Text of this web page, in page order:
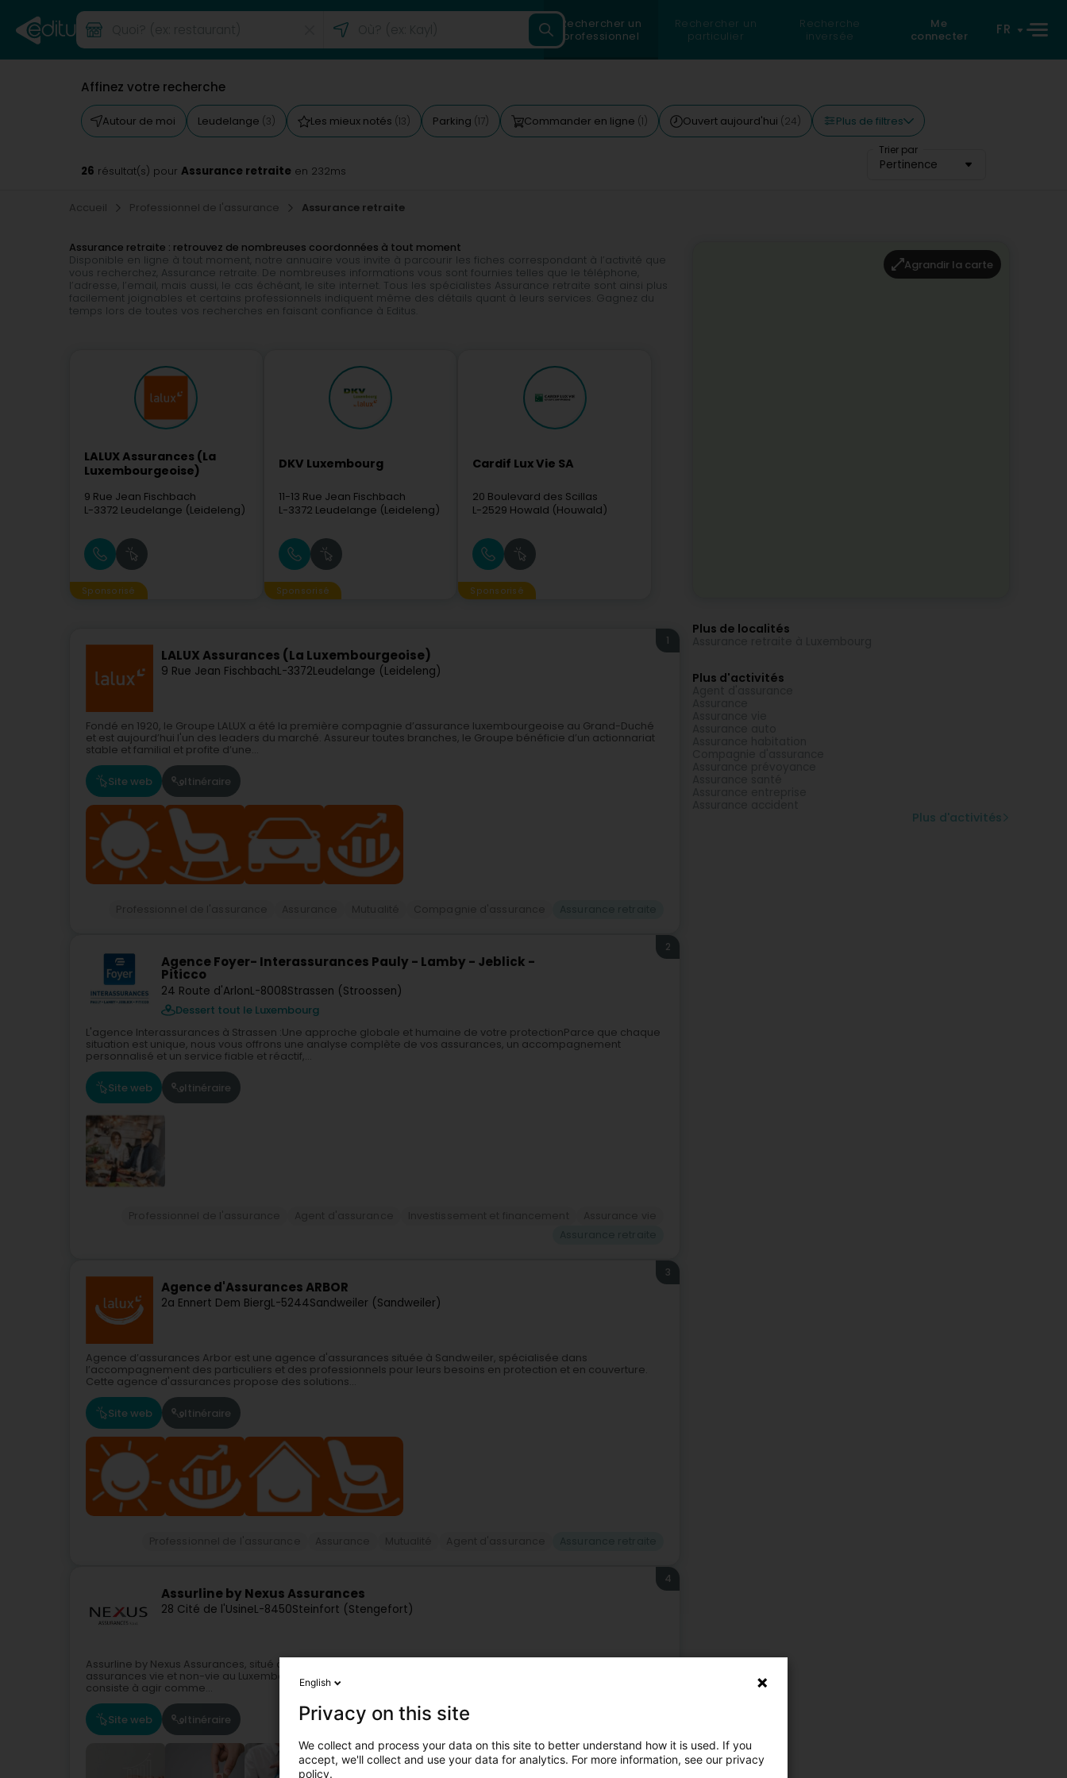
Rechercher un
professionnel
Rechercher un
particulier
Recherche
inversée
Me
connecter
FR
Affinez votre recherche
Autour de moi Leudelange (3) Les mieux notés (13) Parking (17) Commander en ligne (1) Ouvert aujourd'hui (24) Plus de filtres
Trier par
Pertinence
26 résultat(s) pour Assurance retraite en 232ms
Accueil Professionnel de l'assurance Assurance retraite
Assurance retraite : retrouvez de nombreuses coordonnées à tout moment
Disponible en ligne à tout moment, notre annuaire vous invite à parcourir les fiches correspondant à l’activité que
vous recherchez, Assurance retraite. De nombreuses informations vous sont fournies telles que le téléphone,
l’adresse, l’email, mais aussi, le cas échéant, le site internet. Tous les spécialistes Assurance retraite sont ainsi plus
facilement joignables et certains professionnels indiquent même des détails quant à leurs services. Gagnez du
temps lors de toutes vos recherches en faisant confiance à Editus.
LALUX Assurances (La
Luxembourgeoise)
9 Rue Jean Fischbach
L-3372 Leudelange (Leideleng)
Sponsorisé
DKV Luxembourg
11-13 Rue Jean Fischbach
L-3372 Leudelange (Leideleng)
Sponsorisé
Cardif Lux Vie SA
20 Boulevard des Scillas
L-2529 Howald (Houwald)
Sponsorisé
LALUX Assurances (La Luxembourgeoise)
9 Rue Jean FischbachL-3372Leudelange (Leideleng)
1
Fondé en 1920, le Groupe LALUX a été la première compagnie d’assurance luxembourgeoise au Grand-Duché
et est aujourd’hui l'un des leaders du marché. Assureur toutes branches, le Groupe bénéficie d’un actionnariat
stable et familial et profite d’une...
Site web Itinéraire
Agence Foyer- Interassurances Pauly - Lamby - Jeblick -
Piticco
24 Route d'ArlonL-8008Strassen (Stroossen)
Dessert tout le Luxembourg
2
L'agence Interassurances à Strassen :Une approche globale et humaine de votre protectionParce que chaque
situation est unique, nous vous offrons une analyse complète de vos assurances, un accompagnement
personnalisé et un service fiable et réactif,...
Site web Itinéraire
Agence d'Assurances ARBOR
2a Ennert Dem BiergL-5244Sandweiler (Sandweiler)
3
Agence d’assurances Arbor est une agence d'assurances située à Sandweiler, spécialisée dans
l’accompagnement des particuliers et des professionnels pour leurs besoins en protection et en couverture.
Cette agence d'assurances propose des solutions...
Site web Itinéraire
Assurline by Nexus Assurances
28 Cité de l'UsineL-8450Steinfort (Stengefort)
4
Assurline by Nexus Assurances, situé à Steinfort, est votre partenaire de confiance en tant que courtier en
assurances vie et non-vie au Luxembourg, en Belgique, en France et dans les autres pays limitrophes.Notre rôle
consiste à agir comme...
Site web Itinéraire
Agrandir la carte
Plus de localités
Plus d'activités
Plus d'activités
English
Privacy on this site
We collect and process your data on this site to better understand how it is used. If you
accept, we'll collect and use your data for analytics. For more information, see our privacy
policy.